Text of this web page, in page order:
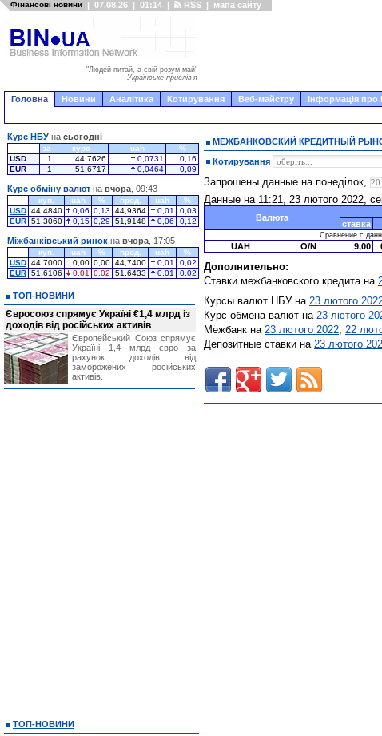
Фінансові новини | 07.08.26 | 01:14 | RSS | мапа сайту
"Людей питай, а свій розум май"
Українське прислів'я
Головна Новини Аналітика Котирування Веб-майстру Інформація про
МЕЖБАНКОВСКИЙ КРЕДИТНЫЙ
Котирування
Запрошены данные на понеділок,
Данные на 11:21, 23 лютого 2022,
Валюта
ставка
Сравнение с
UAH O/N 9,00
Дополнительно:
Ставки межбанковского кредита на
Курсы валют НБУ на 23 лютого
Курс обмена валют на 23 лютого
Межбанк на 23 лютого 2022, 22
Депозитные ставки на 23 лютого
Курс НБУ на сьогодні
за курс uah
%
USD
1 44,7626 0,0731
0,16
EUR
1 51,6717 0,0464 0,09
Курс обміну валют на вчора , 09:43
куп. uah % прод. uah
%
USD 44,4840 0,06 0,13 44,9364 0,01
0,03
EUR 51,3060 0,15 0,29 51,9148 0,06 0,12
Міжбанківський ринок на вчора , 17:05
куп. uah % прод. uah
%
USD 44,7000 0,00 0,00 44,7400 0,01
0,02
EUR 51,6106 0,01 0,02 51,6433 0,01 0,02
ТОП-НОВИНИ
Євросоюз спрямує Україні €1,4 млрд із
доходів від російських активів
Європейський Союз спрямує
Україні 1,4 млрд євро за
рахунок доходів від
заморожених російських
активів.
ТОП-НОВИНИ